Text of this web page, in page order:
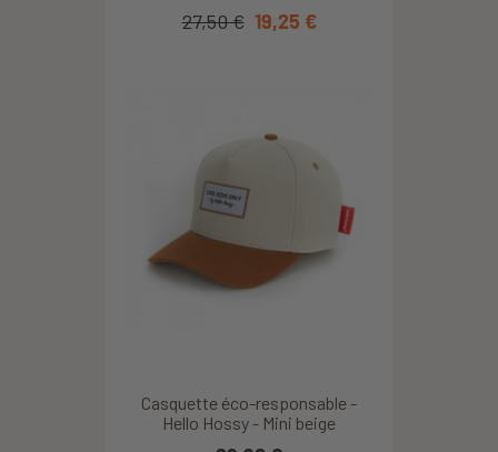
27,50 € 19,25 €
Casquette éco-responsable -
Hello Hossy - Mini beige